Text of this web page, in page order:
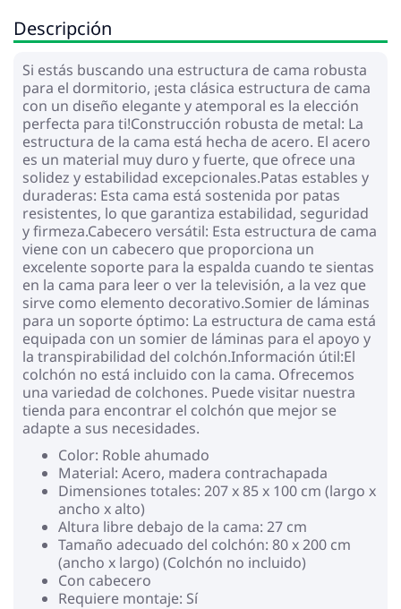
Descripción
Si estás buscando una estructura de cama robusta
para el dormitorio, ¡esta clásica estructura de cama
con un diseño elegante y atemporal es la elección
perfecta para ti!Construcción robusta de metal: La
estructura de la cama está hecha de acero. El acero
es un material muy duro y fuerte, que ofrece una
solidez y estabilidad excepcionales.Patas estables y
duraderas: Esta cama está sostenida por patas
resistentes, lo que garantiza estabilidad, seguridad
y firmeza.Cabecero versátil: Esta estructura de cama
viene con un cabecero que proporciona un
excelente soporte para la espalda cuando te sientas
en la cama para leer o ver la televisión, a la vez que
sirve como elemento decorativo.Somier de láminas
para un soporte óptimo: La estructura de cama está
equipada con un somier de láminas para el apoyo y
la transpirabilidad del colchón.Información útil:El
colchón no está incluido con la cama. Ofrecemos
una variedad de colchones. Puede visitar nuestra
tienda para encontrar el colchón que mejor se
adapte a sus necesidades.
Color: Roble ahumado
Material: Acero, madera contrachapada
Dimensiones totales: 207 x 85 x 100 cm (largo x
ancho x alto)
Altura libre debajo de la cama: 27 cm
Tamaño adecuado del colchón: 80 x 200 cm
(ancho x largo) (Colchón no incluido)
Con cabecero
Requiere montaje: Sí